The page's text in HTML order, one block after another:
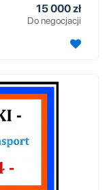
15 000 zł
Do negocjacji